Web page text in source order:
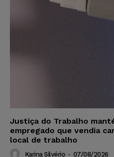
Justiça do Trabalho
empregado que vendia
local de trabalho
Karina Silvério - 07/08/2026